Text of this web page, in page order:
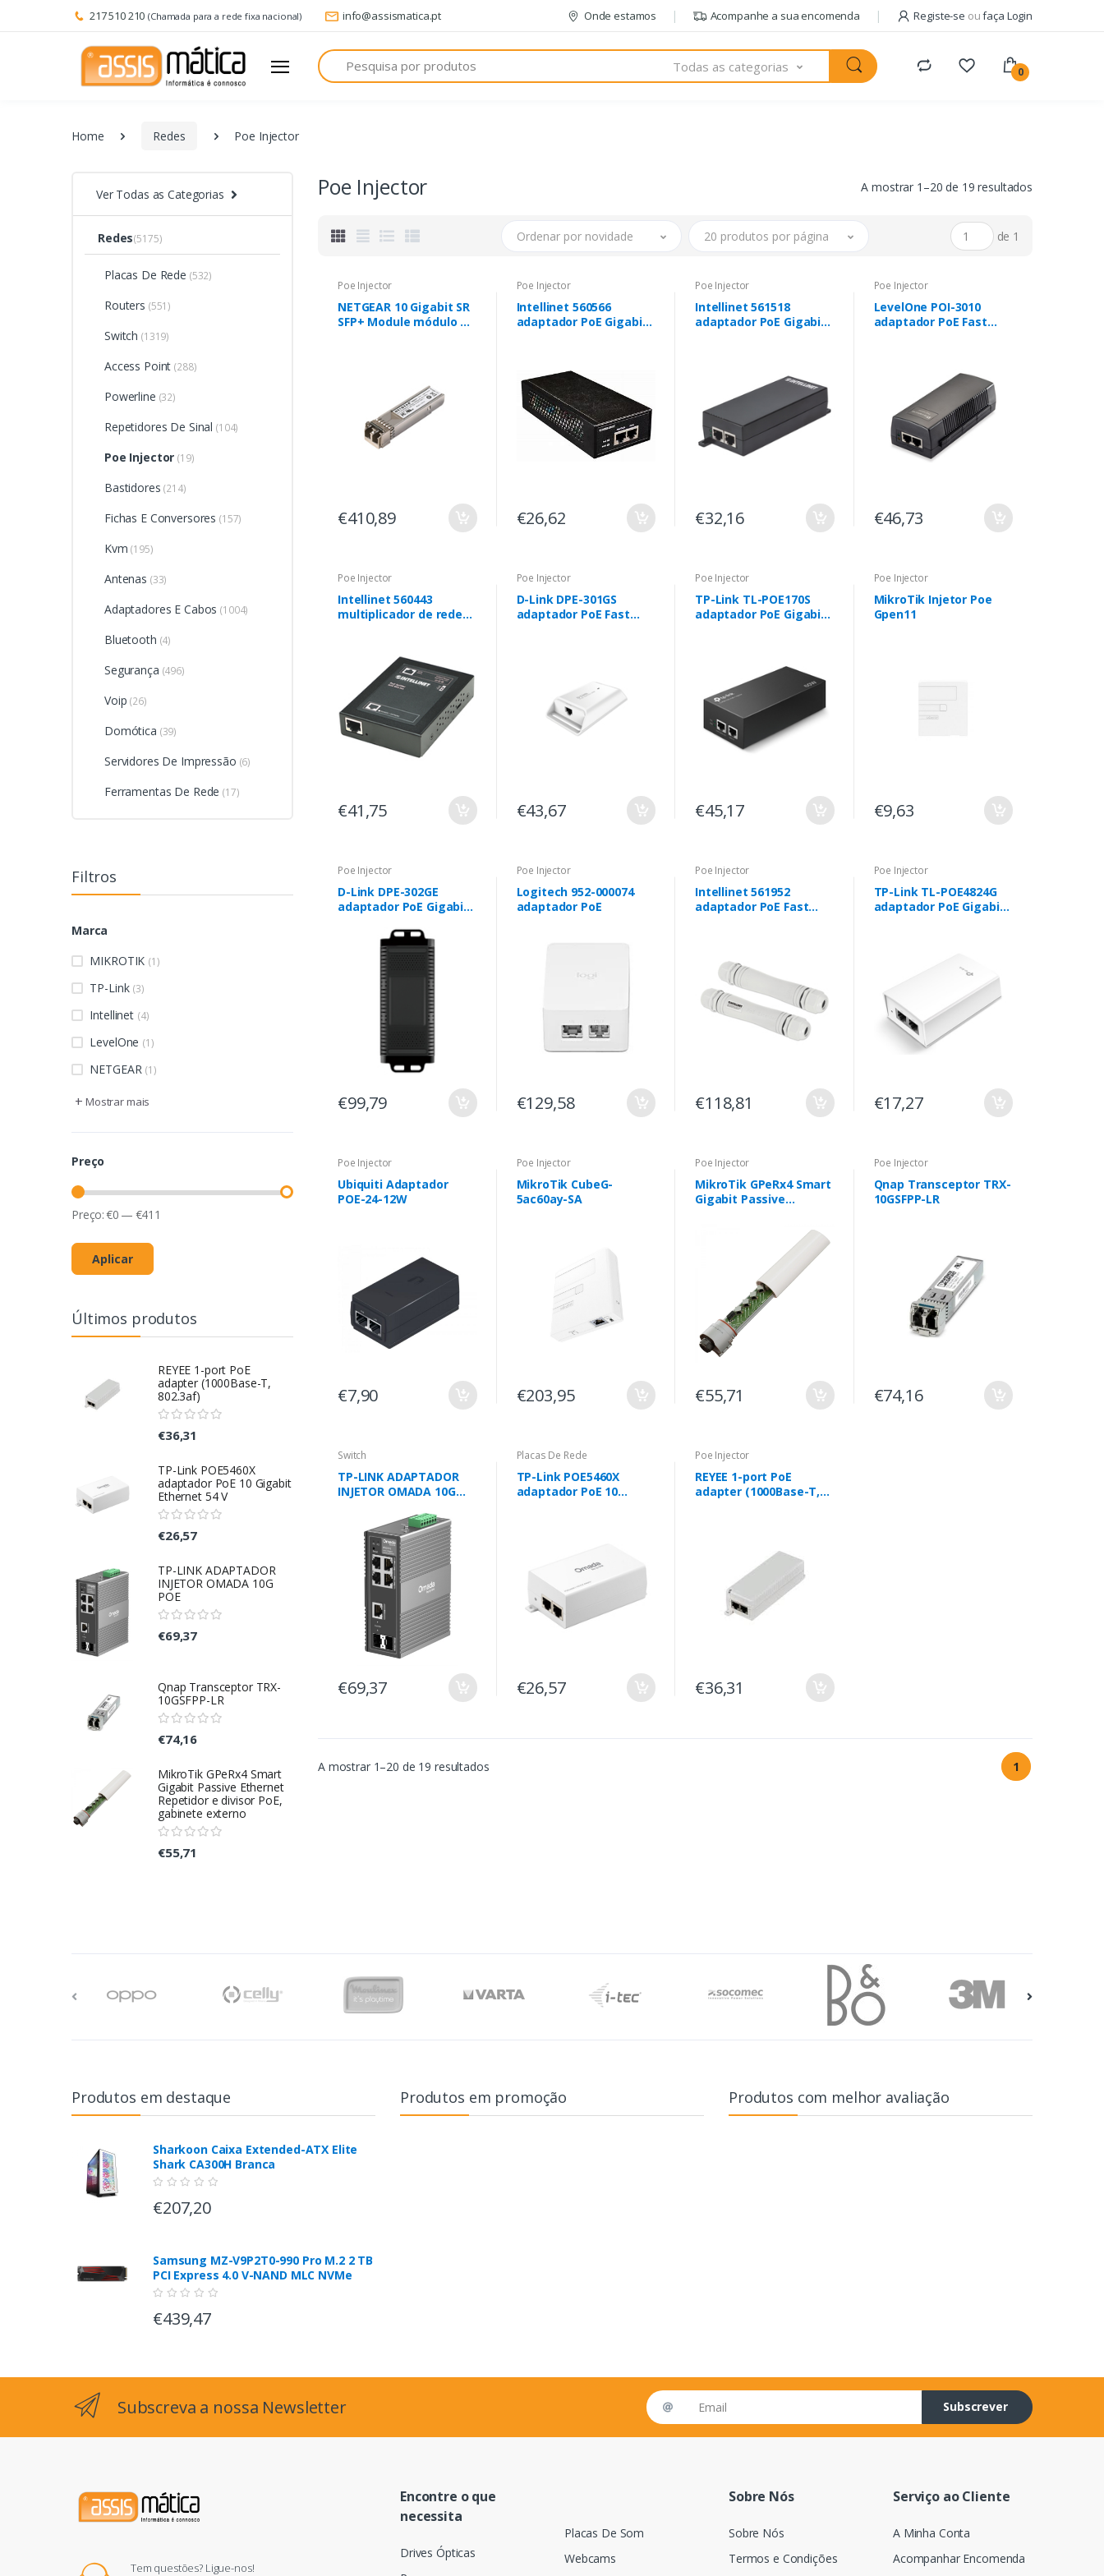
217 510 210 (Chamada para a rede fixa nacional) info@assismatica.pt Onde estamos Acompanhe a sua encomenda Registe-se oufaça Login
Pesquisa
Todas as categorias 0
Home Redes Poe Injector
Ver Todas as Categorias
Redes(5175)
Placas De Rede (532)
Routers (551)
Switch (1319)
Access Point (288)
Powerline (32)
Repetidores De Sinal (104)
Poe Injector (19)
Bastidores (214)
Fichas E Conversores (157)
Kvm (195)
Antenas (33)
Adaptadores E Cabos (1004)
Bluetooth (4)
Segurança (496)
Voip (26)
Domótica (39)
Servidores De Impressão (6)
Ferramentas De Rede (17)
Filtros
Marca
MIKROTIK (1)
TP-Link (3)
Intellinet (4)
LevelOne (1)
NETGEAR (1)
+ Mostrar mais
Preço
Preço:€0 — €411
Aplicar
Últimos produtos
REYEE 1-port PoE
adapter (1000Base-T,
802.3af)
€36,31
TP-Link POE5460X
adaptador PoE 10 Gigabit
Ethernet 54 V
€26,57
TP-LINK ADAPTADOR
INJETOR OMADA 10G
POE
€69,37
Qnap Transceptor TRX-
10GSFPP-LR
€74,16
MikroTik GPeRx4 Smart
Gigabit Passive Ethernet
Repetidor e divisor PoE,
gabinete externo
€55,71
Poe Injector A mostrar 1–20 de 19 resultados
Ordenar por novidade 20 produtos por página de 1
Poe Injector
NETGEAR 10 Gigabit SR
SFP+ Module módulo de
€410,89
Poe Injector
Intellinet 560566
adaptador PoE Gigabit
€26,62
Poe Injector
Intellinet 561518
adaptador PoE Gigabit
€32,16
Poe Injector
LevelOne POI-3010
adaptador PoE Fast
€46,73
Poe Injector
Intellinet 560443
multiplicador de rede
€41,75
Poe Injector
D-Link DPE-301GS
adaptador PoE Fast
€43,67
Poe Injector
TP-Link TL-POE170S
adaptador PoE Gigabit
€45,17
Poe Injector
MikroTik Injetor Poe
Gpen11
€9,63
Poe Injector
D-Link DPE-302GE
adaptador PoE Gigabit
€99,79
Poe Injector
Logitech 952-000074
adaptador PoE
€129,58
Poe Injector
Intellinet 561952
adaptador PoE Fast
€118,81
Poe Injector
TP-Link TL-POE4824G
adaptador PoE Gigabit
€17,27
Poe Injector
Ubiquiti Adaptador
POE-24-12W
€7,90
Poe Injector
MikroTik CubeG-
5ac60ay-SA
€203,95
Poe Injector
MikroTik GPeRx4 Smart
Gigabit Passive
divisor PoE, gabinete
€55,71
Poe Injector
Qnap Transceptor TRX-
10GSFPP-LR
€74,16
Switch
TP-LINK ADAPTADOR
INJETOR OMADA 10G
€69,37
Placas De Rede
TP-Link POE5460X
adaptador PoE 10
€26,57
Poe Injector
REYEE 1-port PoE
adapter (1000Base-T,
€36,31
A mostrar 1–20 de 19 resultados 1
Produtos em destaque
Sharkoon Caixa Extended-ATX Elite
Shark CA300H Branca
€207,20
Samsung MZ-V9P2T0-990 Pro M.2 2 TB
PCI Express 4.0 V-NAND MLC NVMe
€439,47
Produtos em promoção Produtos com melhor avaliação
Subscreva a nossa Newsletter Email address
Subscrever
Tem questões? Ligue-nos!
Encontre o que
necessita
Drives Ópticas
Placas De Som
Webcams
Sobre Nós
Sobre Nós
Termos e Condições
Serviço ao Cliente
A Minha Conta
Acompanhar Encomenda